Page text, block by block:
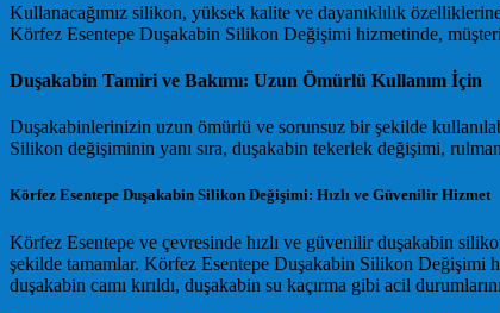
Kullanacağımız silikon, yüksek kalite ve dayanıklılık
Körfez Esentepe Duşakabin Silikon Değişimi hizmetinde,
Duşakabin Tamiri ve Bakımı: Uzun Ömürlü Kullanım İçin
Duşakabinlerinizin uzun ömürlü ve sorunsuz bir şekilde
Silikon değişiminin yanı sıra, duşakabin tekerlek değişimi,
Körfez Esentepe Duşakabin Silikon Değişimi: Hızlı ve Güvenilir Hizmet
Körfez Esentepe ve çevresinde hızlı ve güvenilir duşakabin
şekilde tamamlar. Körfez Esentepe Duşakabin Silikon Değişimi
duşakabin camı kırıldı, duşakabin su kaçırma gibi acil